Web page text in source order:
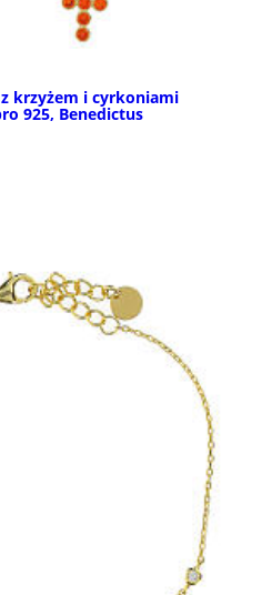
krzyżem i cyrkoniami
925, Benedictus